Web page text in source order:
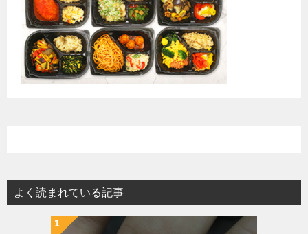
よく読まれている記事